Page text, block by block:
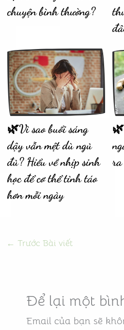
chuyện bình thường?
🌿Vì sao buổi sáng
dậy vẫn mệt dù ngủ
đủ? Hiểu về nhịp sinh
học để cơ thể tỉnh táo
hơn mỗi ngày
ra
← Trước Bài viết
Để lại một
Email của bạn sẽ